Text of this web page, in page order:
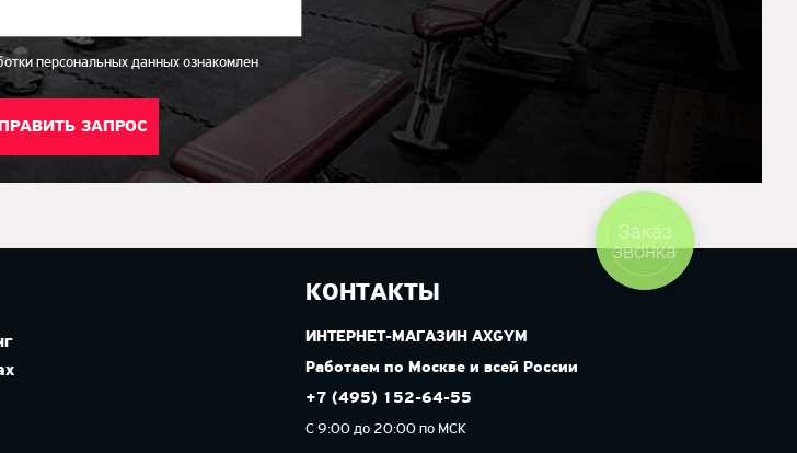
персональных данных ознакомлен
КОНТАКТЫ
ИНТЕРНЕТ-МАГАЗИН AXGYM
Работаем по Москве и всей России
+7 (495) 152-64-55
С 9:00 до 20:00 по МСК
Заказ
звонка